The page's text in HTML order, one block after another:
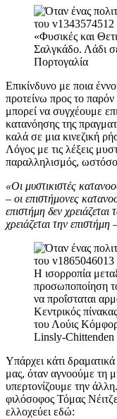
«Φυσικές και
Σαλγκάδο. Λάδι
Πορτογαλία
Επικίνδυνο με ποια
προτείνω προς το παρόν
μπορεί να συγχέουμε
κατανόησης της
καλά σε μια κινεζική
Λόγος με τις λέξεις
παραλληλισμός,
«Οι μυστικιστές
– οι επιστήμονες
επιστήμη δεν χρειάζεται
χρειάζεται την
Η ισορροπία
προσωποποίηση
να προΐσταται
Κεντρικός
του Λούις
Linsly-Chittenden
Υπάρχει κάτι
μας, όταν αγνοούμε τη
υπερτονίζουμε την
φιλόσοφος Τόμας
ελλοχεύει εδώ: